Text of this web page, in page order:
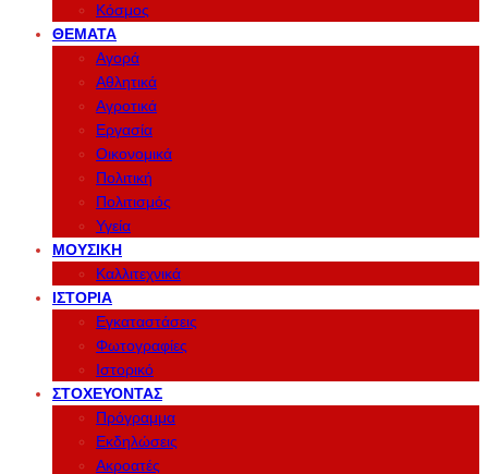
Κόσμος
ΘΈΜΑΤΑ
Αγορά
Αθλητικά
Αγροτικά
Εργασία
Οικονομικά
Πολιτική
Πολιτισμός
Υγεία
ΜΟΥΣΙΚΉ
Καλλιτεχνικά
ΙΣΤΟΡΊΑ
Εγκαταστάσεις
Φωτογραφίες
Ιστορικό
ΣΤΟΧΕΎΟΝΤΑΣ
Πρόγραμμα
Εκδηλώσεις
Ακροατές